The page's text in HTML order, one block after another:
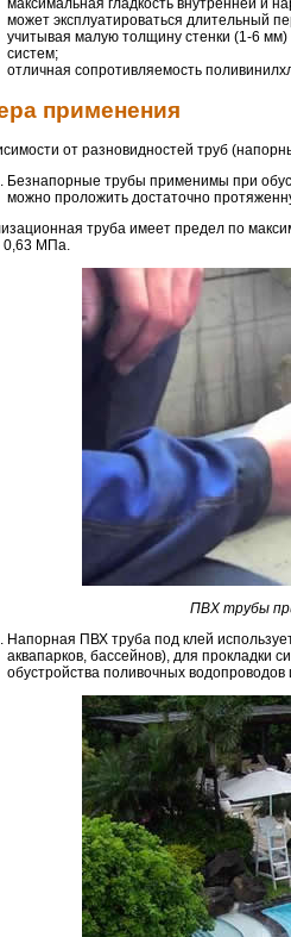
максимальная гладкость внутренней и
может эксплуатироваться длительный
учитывая малую толщину стенки (1-6 мм)
систем;
отличная сопротивляемость
применения
от разновидностей труб
Безнапорные трубы применимы при
можно проложить достаточно
труба имеет предел по
0,63 МПа.
ПВХ трубы
Напорная ПВХ труба под клей
аквапарков, бассейнов), для прокладки
обустройства поливочных водопроводов